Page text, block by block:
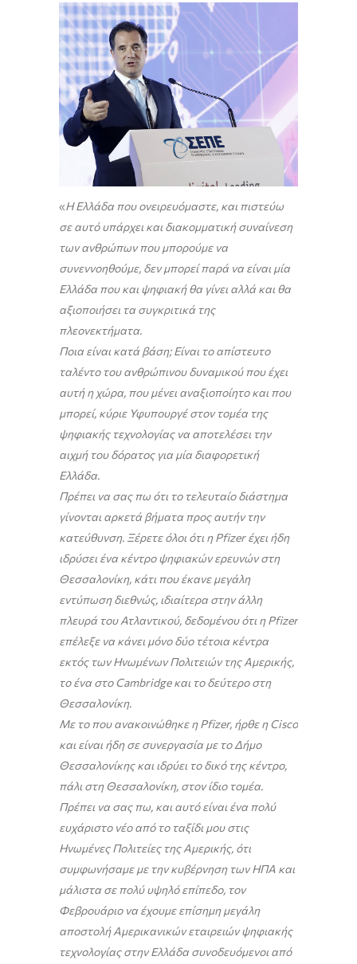
«Η Ελλάδα που ονειρευόμαστε, και πιστεύω
σε αυτό υπάρχει και διακομματική συναίνεση
των ανθρώπων που μπορούμε να
συνεννοηθούμε, δεν μπορεί παρά να είναι μία
Ελλάδα που και ψηφιακή θα γίνει αλλά και θα
αξιοποιήσει τα συγκριτικά της
πλεονεκτήματα.
Ποια είναι κατά βάση; Είναι το απίστευτο
ταλέντο του ανθρώπινου δυναμικού που έχει
αυτή η χώρα, που μένει αναξιοποίητο και που
μπορεί, κύριε Υφυπουργέ στον τομέα της
ψηφιακής τεχνολογίας να αποτελέσει την
αιχμή του δόρατος για μία διαφορετική
Ελλάδα.
Πρέπει να σας πω ότι το τελευταίο διάστημα
γίνονται αρκετά βήματα προς αυτήν την
κατεύθυνση. Ξέρετε όλοι ότι η Pfizer έχει ήδη
ιδρύσει ένα κέντρο ψηφιακών ερευνών στη
Θεσσαλονίκη, κάτι που έκανε μεγάλη
εντύπωση διεθνώς, ιδιαίτερα στην άλλη
πλευρά του Ατλαντικού, δεδομένου ότι η Pfizer
επέλεξε να κάνει μόνο δύο τέτοια κέντρα
εκτός των Ηνωμένων Πολιτειών της Αμερικής,
το ένα στο Cambridge και το δεύτερο στη
Θεσσαλονίκη.
Με το που ανακοινώθηκε η Pfizer, ήρθε η Cisco
και είναι ήδη σε συνεργασία με το Δήμο
Θεσσαλονίκης και ιδρύει το δικό της κέντρο,
πάλι στη Θεσσαλονίκη, στον ίδιο τομέα.
Πρέπει να σας πω, και αυτό είναι ένα πολύ
ευχάριστο νέο από το ταξίδι μου στις
Ηνωμένες Πολιτείες της Αμερικής, ότι
συμφωνήσαμε με την κυβέρνηση των ΗΠΑ και
μάλιστα σε πολύ υψηλό επίπεδο, τον
Φεβρουάριο να έχουμε επίσημη μεγάλη
αποστολή Αμερικανικών εταιρειών ψηφιακής
τεχνολογίας στην Ελλάδα συνοδευόμενοι από